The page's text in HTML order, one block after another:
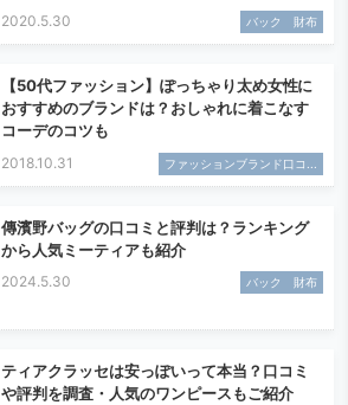
2020.5.30 バック 財布
【50代ファッション】ぽっちゃり太め女性に
おすすめのブランドは？おしゃれに着こなす
コーデのコツも
2018.10.31 ファッションブランド口コ...
傳濱野バッグの口コミと評判は？ランキング
から人気ミーティアも紹介
2024.5.30 バック 財布
ティアクラッセは安っぽいって本当？口コミ
や評判を調査・人気のワンピースもご紹介